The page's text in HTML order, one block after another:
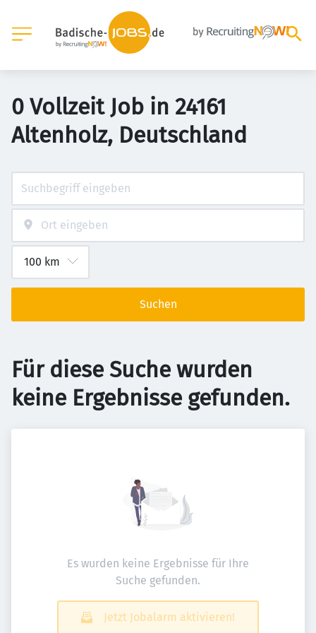
0 Vollzeit Job in 24161
Altenholz, Deutschland
Suchen
Für diese Suche wurden
keine Ergebnisse gefunden.
Es wurden keine Ergebnisse für Ihre
Suche gefunden.
Jetzt Jobalarm aktivieren!